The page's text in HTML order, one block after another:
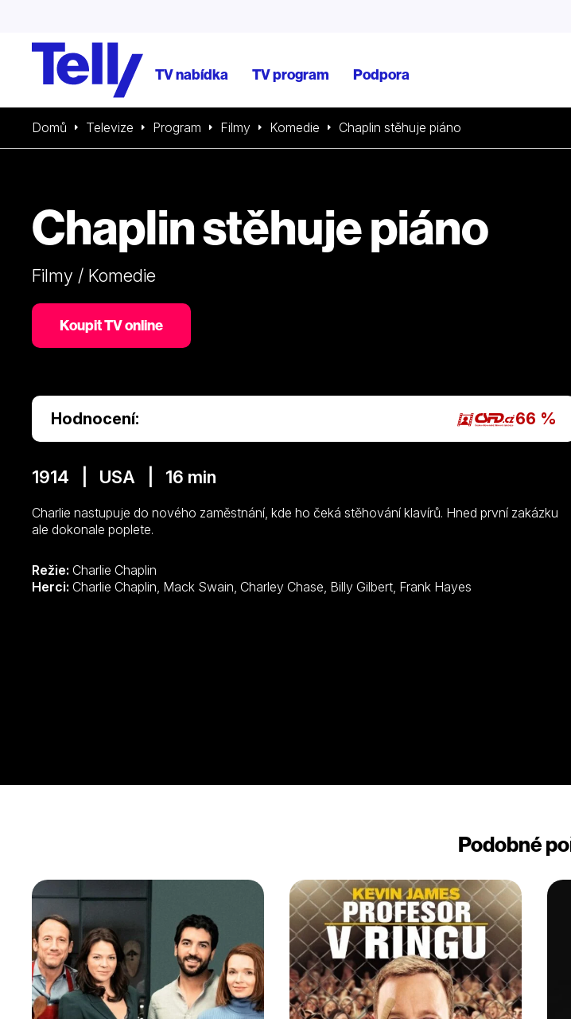
TV nabídka TV program Podpora
Domů Televize Program Filmy Komedie Chaplin stěhuje piáno
Chaplin stěhuje piáno
Filmy / Komedie
Koupit TV online
Hodnocení: 66 %
1914 | USA | 16 min
Charlie nastupuje do nového zaměstnání, kde ho čeká stěhování klavírů. Hned první zakázku
ale dokonale poplete.
Režie: Charlie Chaplin
Herci:
Charlie Chaplin, Mack Swain, Charley Chase, Billy Gilbert, Frank Hayes
Podobné